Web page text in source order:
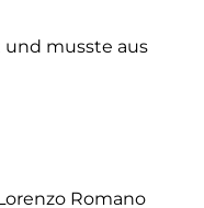
und musste aus
Romano